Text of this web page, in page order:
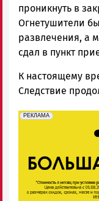
проникнуть в
Огнетушители
развлечения, а
сдал в пункт
К настоящему
Следствие
erid: 2SDnjeFymr3
РЕКЛАМА
Реклама